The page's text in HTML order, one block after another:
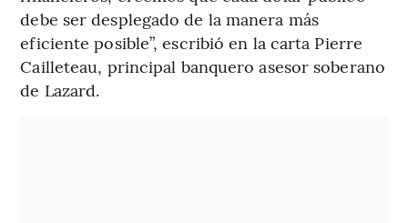
debe ser desplegado de la manera más
eficiente posible”, escribió en la carta Pierre
Cailleteau, principal banquero asesor soberano
de Lazard.